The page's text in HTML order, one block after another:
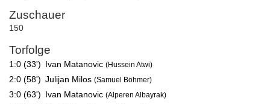
Zuschauer
150
Torfolge
1:0 (33') Ivan Matanovic (Hussein Atwi)
2:0 (58') Julijan Milos (Samuel Böhmer)
3:0 (63') Ivan Matanovic (Alperen Albayrak)